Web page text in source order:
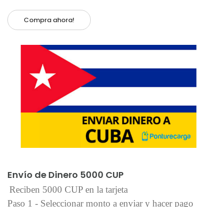
Compra ahora!
Envío de Dinero 5000 CUP
Reciben 5000 CUP en la tarjeta
Paso 1 - Seleccionar monto a enviar y hacer pago